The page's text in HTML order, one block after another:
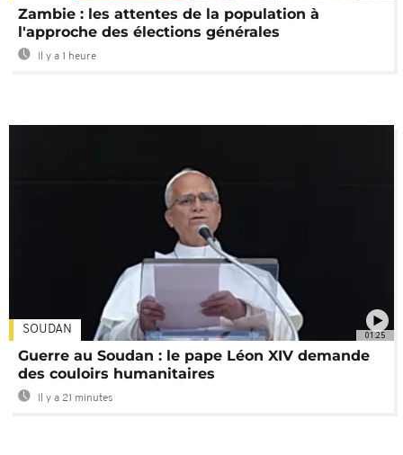
Zambie : les attentes de la population à
l'approche des élections générales
Il y a 1 heure
01:25
SOUDAN
Guerre au Soudan : le pape Léon XIV demande
des couloirs humanitaires
Il y a 21 minutes